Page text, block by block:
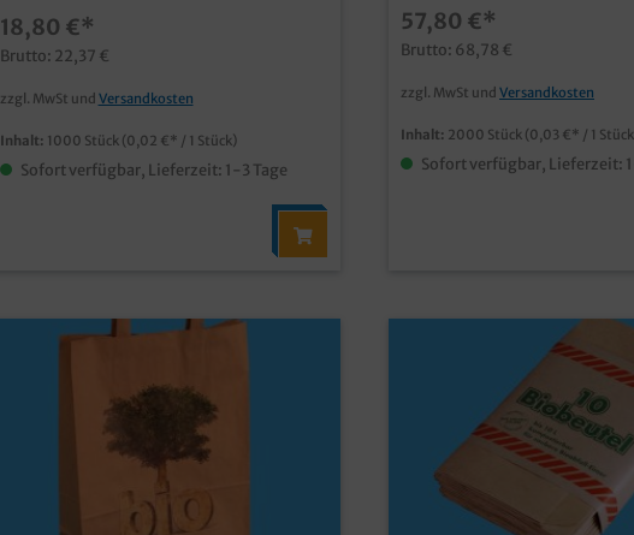
öffentliche Toiletten und
Hotelsumweltfreundliche Alternative
zu PE Hygienebeuteln
18,80 €*
Brutto: 22,37 €
zzgl. MwSt und Versandkosten
Inhalt: 1000 Stück (0,02 €* / 1 Stück)
Sofort verfügbar, Lieferzeit: 1-3 Tage
Gewerbequalitatives HDPE
T1040 Rollen á 50 Stück
57,80 €*
Brutto: 68,78 €
zzgl. MwSt und Versandkosten
Inhalt: 2000 Stück (0,03 €* / 1
Sofort verfügbar, Lieferzeit: